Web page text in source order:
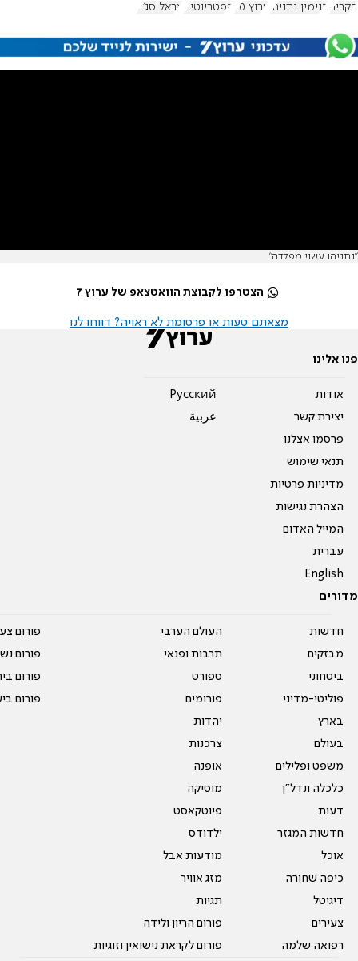
סקרים בנימין נתניהו ערוץ 20 הפטריוטים אראל סג"ל
"נתניהו עשוי מפלדה"
הצטרפו לקבוצת הוואטצאפ של ערוץ 7
מצאתם טעות או פרסומת לא ראויה? דווחו לנו
פנו אלינו
אודות
יצירת קשר
פרסמו אצלנו
תנאי שימוש
מדיניות פרטיות
הצהרת נגישות
המייל האדום
עברית
English
Pусский
عربية
מדורים
חדשות
מבזקים
ביטחוני
פוליטי-מדיני
בארץ
בעולם
משפט ופלילים
כלכלה ונדל"ן
דעות
חדשות המגזר
אוכל
כיפה שחורה
דיגיטל
צעירים
רפואה שלמה
העולם הערבי
תרבות ופנאי
ספורט
פורומים
יהדות
צרכנות
אופנה
מוסיקה
פיוטקאסט
ילדודס
מודעות אבל
מזג אוויר
תגיות
פורום הריון ולידה
פורום לקראת נישואין וזוגיות
פורום
פורום
פורום
פורום